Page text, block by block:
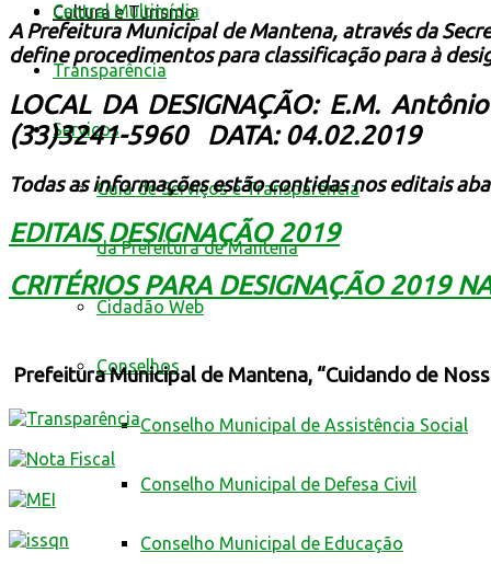
Cultura e Turismo
Central Multimídia
Transparência
Serviços
Guia de Serviços e Transparência
da Prefeitura de Mantena
Cidadão Web
Conselhos
Conselho Municipal de Assistência Social
Conselho Municipal de Defesa Civil
Conselho Municipal de Educação
A Prefeitura Municipal de Mantena, através da
define procedimentos para classificação paraà
LOCAL DA DESIGNAÇÃO: E.M.
(33)3241-5960 DATA: 04.02.2019
Todas as informações estão contidas nos editais
EDITAIS DESIGNAÇÃO 2019
CRITÉRIOS PARA DESIGNAÇÃO 2019
Prefeitura Municipal de Mantena, “Cuidando de